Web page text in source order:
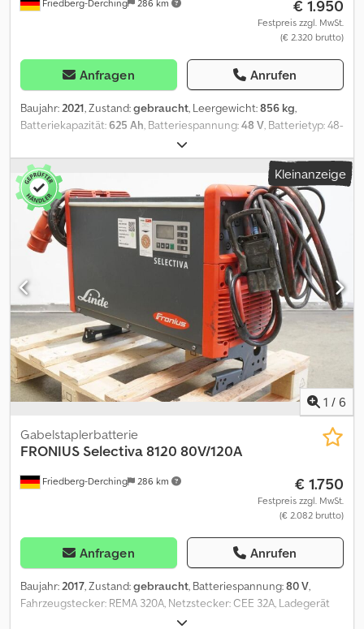
Friedberg-Derching 286 km € 1.950
Festpreis zzgl. MwSt.
(€ 2.320 brutto)
Anfragen Anrufen
Baujahr:2021, Zustand:gebraucht, Leergewicht:856 kg,
Batteriekapazität:625 Ah, Batteriespannung:48 V, Batterietyp: 48-
Volt-Batterie, 5 PzS 625 Ah, Aquamatic-System für die
Batteriepflege, DIN-A-Batteriebehälter, Batterieabmessungen:
827 x 627 x 627 mm, Fahrzeugstecker: REMA 160A, Wirkungsgrad:
76 %, gebrauchte 48-V-GRUMA-Antriebsbatterie in einem
Stahlbehälter (DIN A), befüllt und geladen, inklusive Kabel und
Stecker REMA 160A. Dsdpfxjzq H Ero Aidekr
Kleinanzeige
1 / 6
Friedberg-Derching 286 km
Gabelstaplerbatterie
FRONIUS Selectiva 8120 80V/120A
€ 1.750
Festpreis zzgl. MwSt.
(€ 2.082 brutto)
Anfragen Anrufen
Baujahr:2017, Zustand:gebraucht, Batteriespannung:80 V,
Fahrzeugstecker: REMA 320A, Netzstecker: CEE 32A, Ladegerät
mit EUW (Erdung, Überlast- und Kurzschlussschutz), gebrauchtes